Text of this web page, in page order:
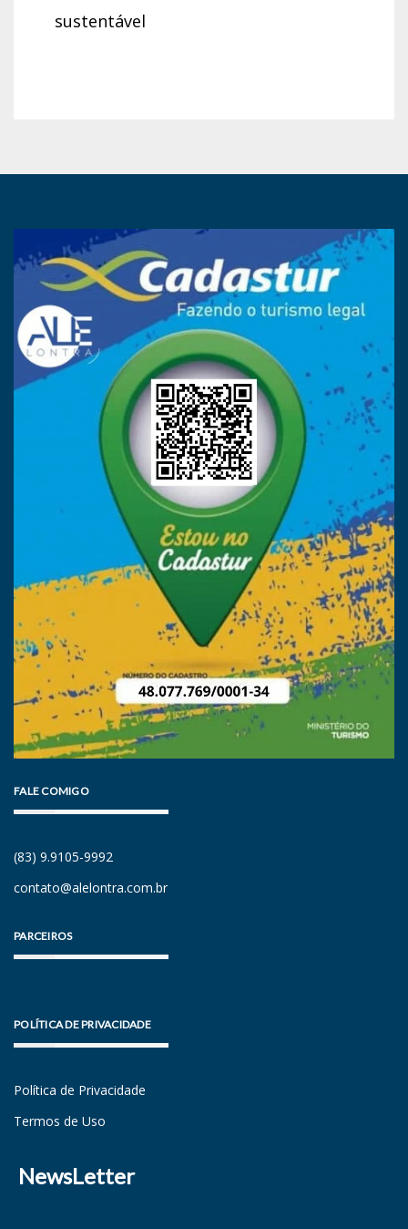
sustentável
FALE COMIGO
(83) 9.9105-9992
contato@alelontra.com.br
PARCEIROS
POLÍTICA DE PRIVACIDADE
Política de Privacidade
Termos de Uso
NewsLetter